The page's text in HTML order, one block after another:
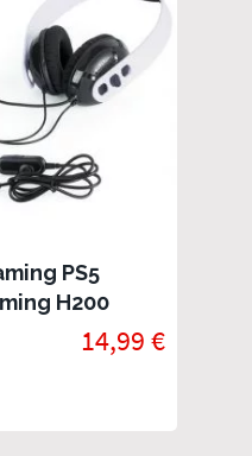
PS5
H200
14,99 €